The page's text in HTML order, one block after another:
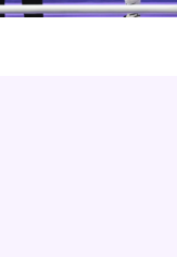
Victor Schelstraete